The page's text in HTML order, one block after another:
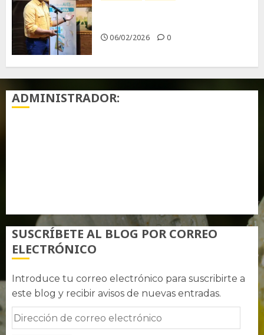
06/02/2026 0
ADMINISTRADOR:
SUSCRÍBETE AL BLOG POR CORREO
ELECTRÓNICO
Introduce tu correo electrónico para suscribirte a
este blog y recibir avisos de nuevas entradas.
Dirección
de